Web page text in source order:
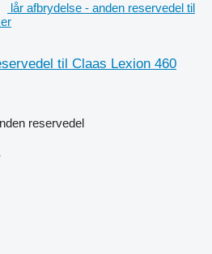
lår afbrydelse - anden reservedel til
til Claas Lexion 460
reservedel